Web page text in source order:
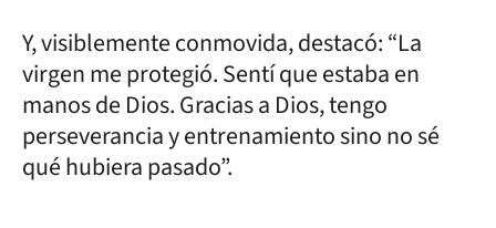
Y, visiblemente conmovida, destacó: “La
virgen me protegió. Sentí que estaba en
manos de Dios. Gracias a Dios, tengo
perseverancia y entrenamiento sino no sé
qué hubiera pasado”.